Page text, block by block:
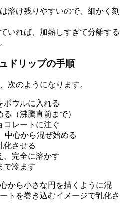
溶け残りやすいので、細かく刻
いれば、加熱しすぎて分離する
ドリップの手順
次のようになります。
ボウルに入れる
（沸騰直前まで）
コレートに注ぐ
中心から混ぜ始める
化させる
、完全に溶かす
で冷ます
から小さな円を描くように混
トを巻き込むイメージで乳化さ